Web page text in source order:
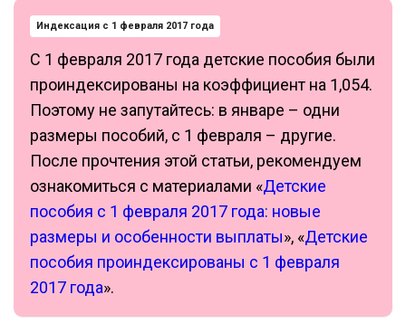
Индексация с 1 февраля 2017 года
С 1 февраля 2017 года детские пособия были
проиндексированы на коэффициент на 1,054.
Поэтому не запутайтесь: в январе – одни
размеры пособий, с 1 февраля – другие.
После прочтения этой статьи, рекомендуем
ознакомиться с материалами «Детские
пособия с 1 февраля 2017 года: новые
размеры и особенности выплаты», «Детские
пособия проиндексированы с 1 февраля
2017 года».